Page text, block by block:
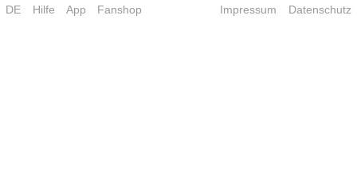
DE Hilfe App Fanshop Impressum Datenschutz